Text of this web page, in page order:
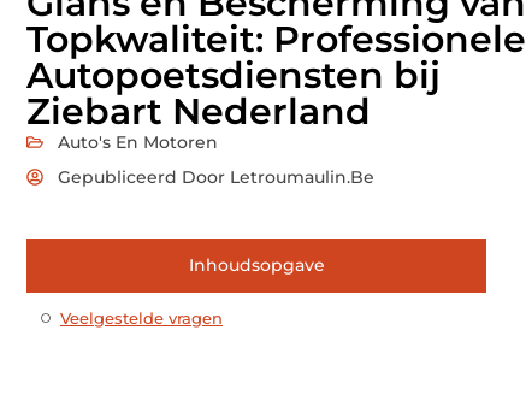
Topkwaliteit: Professionele
Autopoetsdiensten bij
Ziebart Nederland
Auto's En Motoren
Gepubliceerd Door Letroumaulin.be
Inhoudsopgave
Veelgestelde vragen